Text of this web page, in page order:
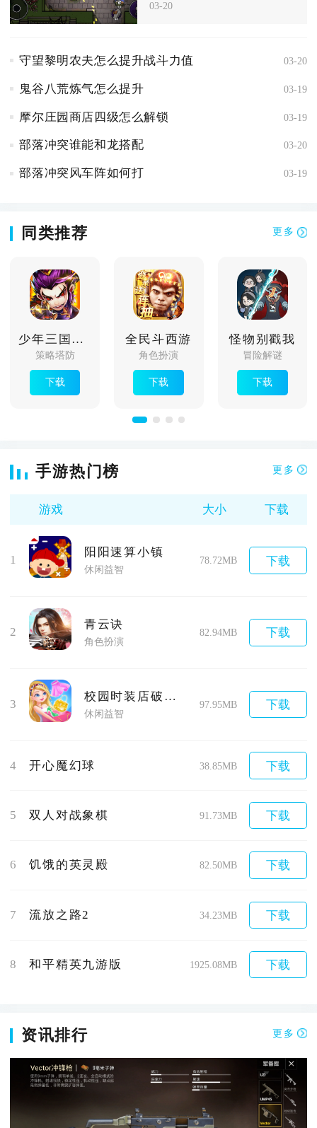
致命地
03-20
守望黎明农夫怎么提升战斗力值 03-20
鬼谷八荒炼气怎么提升 03-19
摩尔庄园商店四级怎么解锁 03-19
部落冲突谁能和龙搭配 03-20
部落冲突风车阵如何打 03-19
同类推荐 更多
少年三国志口袋战役
策略塔防
下载
全民斗西游
角色扮演
下载
怪物别戳我
冒险解谜
下载
手游热门榜 更多
游戏 大小 下载
1
阳阳速算小镇
休闲益智
78.72MB 下载
2
青云诀
角色扮演
82.94MB 下载
3
校园时装店破解版
休闲益智
97.95MB 下载
4 开心魔幻球 38.85MB 下载
5 双人对战象棋 91.73MB 下载
6 饥饿的英灵殿 82.50MB 下载
7 流放之路2 34.23MB 下载
8 和平精英九游版 1925.08MB 下载
资讯排行 更多